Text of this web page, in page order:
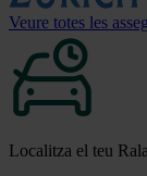
Veure totes les
Localitza el teu